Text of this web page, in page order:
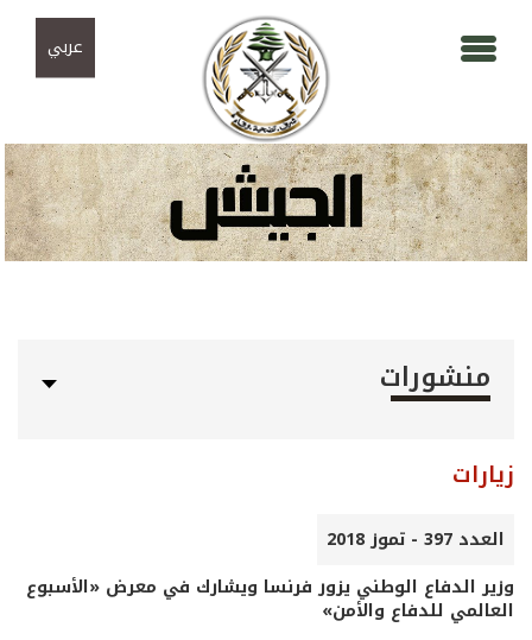
عربي
منشورات
زيارات
العدد 397 - تموز 2018
وزير الدفاع الوطني يزور فرنسا ويشارك في معرض «الأسبوع
العالمي للدفاع والأمن»